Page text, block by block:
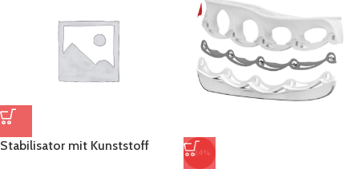
Stabilisator mit Kunststoff
-24%